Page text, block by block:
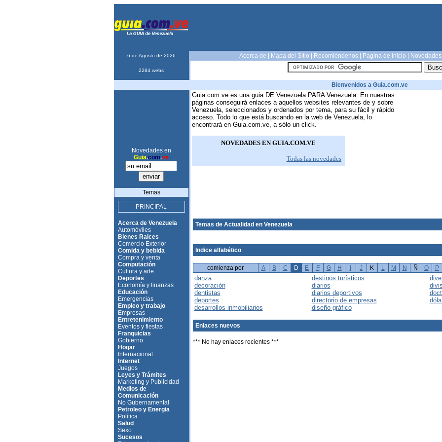
6 de Agosto de 2026 Acerca de Mapa del Sitio Recomiéndenos| Pagina de inicio Novedades|
2284 webs
Bienvenidos a Guia.com.ve
Novedades en
Guia.com.ve
Temas
PRINCIPAL
Acerca de Venezuela
Automóviles
Bienes Raices
Comercio Exterior
Comida y bebida
Compra y venta
Computación
Cultura y arte
Deportes
Economía y finanzas
Educación
Emergencias
Empleo y trabajo
Empresas
Entretenimiento
Eventos y fiestas
Franquicias
Gobierno
Hogar
Internacional
Internet
Juegos
Leyes y Trámites
Marketing y Publicidad
Medios de
Comunicación
No Gubernamental
Petroleo y Energia
Política
Salud
Sexo
Sucesos
Guia.com.ve es una guia DE Venezuela PARA Venezuela. En nuestras
páginas conseguirá enlaces a aquellos websites relevantes de y sobre
Venezuela, seleccionados y ordenados por tema, para su fácil y rápido
acceso. Todo lo que está buscando en la web de Venezuela, lo
encontrará en Guia.com.ve, a sólo un click.
NOVEDADES EN GUIA.COM.VE
Todas las novedades
Temas de Actualidad en Venezuela
Indice alfabético
comienza por A B C D E F G H J K L M N Ñ O P
danza
decoración
dentistas
deportes
desarrollos inmobiliarios
destinos turísticos
diarios
diarios deportivos
directorio de empresas
diseño gráfico
Enlaces nuevos
*** No hay enlaces recientes ***